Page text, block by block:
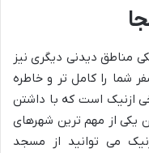
مناطق دیدنی دیگری نیز
شما را کامل تر و خاطره
ازنیک است که با داشتن
یکی از مهم ترین شهرهای
می توانید از مسجد